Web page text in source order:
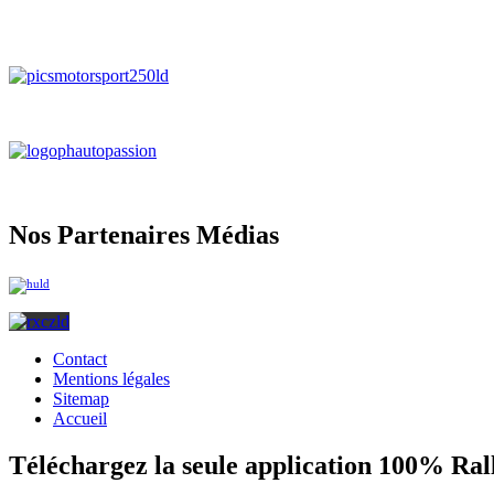
Nos Partenaires Médias
Contact
Mentions légales
Sitemap
Accueil
Téléchargez la seule application 100%